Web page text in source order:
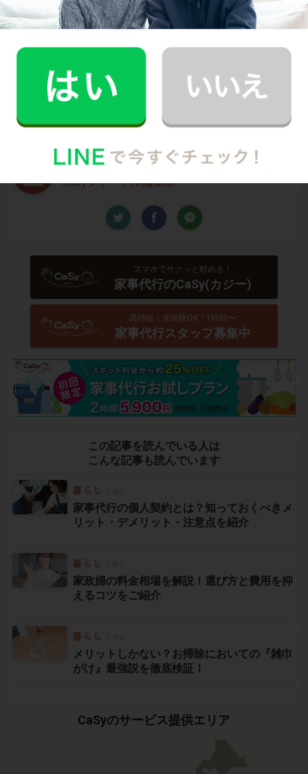
初めての家事代行でどうお願いすればいいのか分からな
い…、どんなスタッフが来るのか不安…といった方のため
に、
2時間5,900円（税込･交通費込）のお試しプラン
もご
用意しております。
少しでも興味を持っていただけましたら、CaSyで家事代
Written by
CaSyジャーナル編集部
スマホでサクッと頼める！
家事代行のCaSy(カジー)
高時給！未経験OK！1時間〜
家事代行スタッフ募集中
この記事を読んでいる人は
こんな記事も読んでいます
家事代行の個人契約とは？知っておくべきメ
リット・デメリット・注意点を紹介
家政婦の料金相場を解説！選び方と費用を抑
えるコツをご紹介
メリットしかない？お掃除においての『雑巾
がけ』最強説を徹底検証！
CaSyのサービス提供エリア